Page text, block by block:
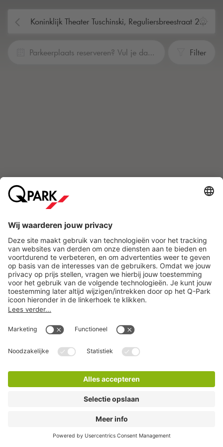
Parkeerplaats reserveren? Vul je data en tijden in Filter
Q-Park Kalverstraat
1 Minuten lopen